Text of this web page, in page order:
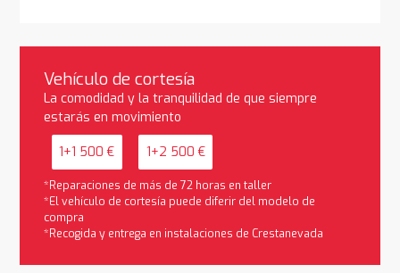
Vehículo de cortesía
La comodidad y la tranquilidad de que siempre
estarás en movimiento
1+1 500 € 1+2 500 €
*Reparaciones de más de 72 horas en taller
*El vehículo de cortesía puede diferir del modelo de
compra
*Recogida y entrega en instalaciones de Crestanevada